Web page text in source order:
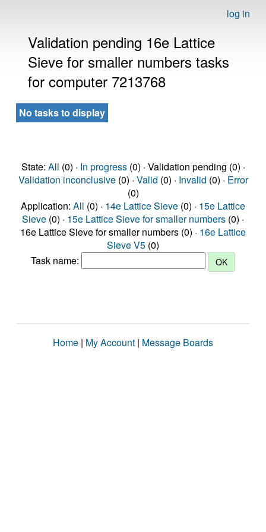
log in
Validation pending 16e Lattice
Sieve for smaller numbers tasks
for computer 7213768
No tasks to display
State: All (0) · In progress(0) · Validation pending (0) ·
Validation inconclusive(0) · Valid (0) · Invalid (0) · Error
(0)
Application: All (0) · 14e Lattice Sieve (0) · 15e Lattice
Sieve (0) · 15e Lattice Sieve for smaller numbers (0) ·
16e Lattice Sieve for smaller numbers (0) · 16e Lattice
Sieve V5 (0)
Task name:
Home | My Account | Message Boards